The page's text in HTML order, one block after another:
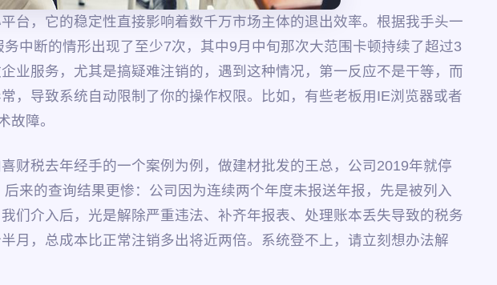
台，它的稳定性直接影响着数千万市场主体的退出效率。根据我手头一
中断的情形出现了至少7次，其中9月中旬那次大范围卡顿持续了超过3
业服务，尤其是搞疑难注销的，遇到这种情况，第一反应不是干等，而
，导致系统自动限制了你的操作权限。比如，有些老板用IE浏览器或者
故障。
财税去年经手的一个案例为例，做建材批发的王总，公司2019年就停
来的查询结果更惨：公司因为连续两个年度未报送年报，先是被列入
们介入后，光是解除严重违法、补齐年报表、处理账本丢失导致的税务
月，总成本比正常注销多出将近两倍。系统登不上，请立刻想办法解